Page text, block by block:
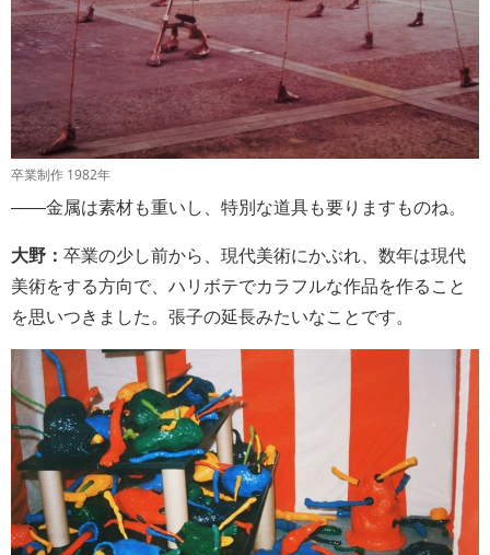
卒業制作 1982年
――金属は素材も重いし、特別な道具も要りますものね。
大野： 卒業の少し前から、現代美術にかぶれ、数年は現代
美術をする方向で、ハリボテでカラフルな作品を作ること
を思いつきました。張子の延長みたいなことです。